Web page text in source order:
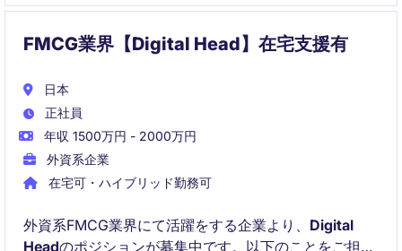
FMCG業界【Digital Head】在宅支援有
日本
正社員
年収 1500万円 - 2000万円
外資系企業
在宅可・ハイブリッド勤務可
外資系FMCG業界にて活躍をする企業より、 Digital
Headのポジションが募集中です。以下のことをご担当